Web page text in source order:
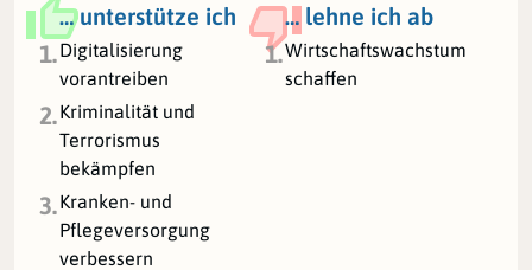
… unterstütze ich
… lehne ich ab
1.Digitalisierung
vorantreiben
1.Wirtschaftswachstum
schaffen
2.Kriminalität und
Terrorismus
bekämpfen
3.Kranken- und
Pflegeversorgung
verbessern